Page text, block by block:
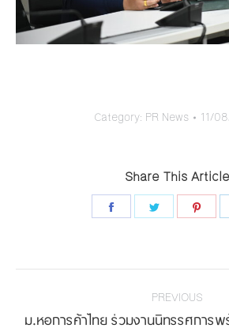
Category: PR News 11/
Share This Article
Share
Share
PREVIOUS
ม.หอการค้าไทย ร่วมงานนิทรรศการ